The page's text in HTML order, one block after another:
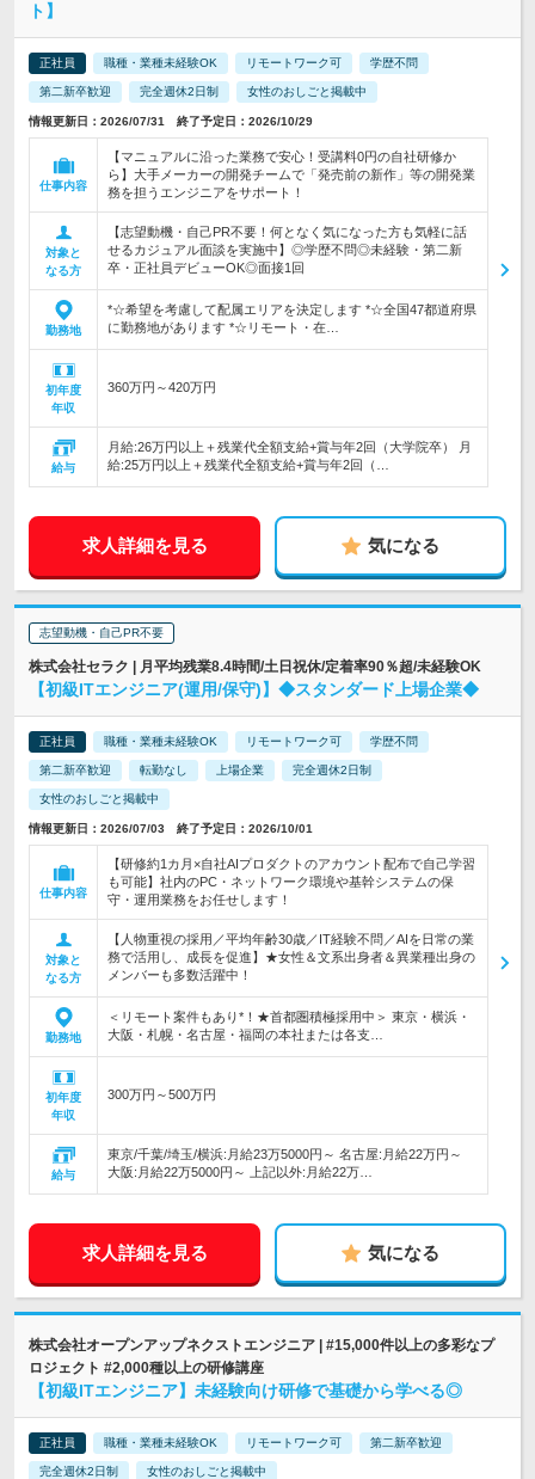
ト】
正社員 職種・業種未経験OK リモートワーク可 学歴不問
第二新卒歓迎 完全週休2日制 女性のおしごと掲載中
情報更新日：2026/07/31 終了予定日：2026/10/29
仕事内容
【マニュアルに沿った業務で安心！受講料0円の自社研修か
ら】大手メーカーの開発チームで「発売前の新作」等の開発業
務を担うエンジニアをサポート！
対象と
なる方
【志望動機・自己PR不要！何となく気になった方も気軽に話
せるカジュアル面談を実施中】◎学歴不問◎未経験・第二新
卒・正社員デビューOK◎面接1回
勤務地
*☆希望を考慮して配属エリアを決定します *☆全国47都道府県
に勤務地があります *☆リモート・在…
初年度
年収
360万円～420万円
給与
月給:26万円以上＋残業代全額支給+賞与年2回（大学院卒） 月
給:25万円以上＋残業代全額支給+賞与年2回（…
求人詳細を見る 気になる
志望動機・自己PR不要
株式会社セラク | 月平均残業8.4時間/土日祝休/定着率90％超/未経験OK
【初級ITエンジニア(運用/保守)】◆スタンダード上場企業◆
正社員 職種・業種未経験OK リモートワーク可 学歴不問
第二新卒歓迎 転勤なし 上場企業 完全週休2日制
女性のおしごと掲載中
情報更新日：2026/07/03 終了予定日：2026/10/01
仕事内容
【研修約1カ月×自社AIプロダクトのアカウント配布で自己学習
も可能】社内のPC・ネットワーク環境や基幹システムの保
守・運用業務をお任せします！
対象と
なる方
【人物重視の採用／平均年齢30歳／IT経験不問／AIを日常の業
務で活用し、成長を促進】★女性＆文系出身者＆異業種出身の
メンバーも多数活躍中！
勤務地
＜リモート案件もあり*！★首都圏積極採用中＞ 東京・横浜・
大阪・札幌・名古屋・福岡の本社または各支…
初年度
年収
300万円～500万円
給与
東京/千葉/埼玉/横浜:月給23万5000円～ 名古屋:月給22万円～
大阪:月給22万5000円～ 上記以外:月給22万…
求人詳細を見る 気になる
株式会社オープンアップネクストエンジニア | #15,000件以上の多彩なプ
ロジェクト #2,000種以上の研修講座
【初級ITエンジニア】未経験向け研修で基礎から学べる◎
正社員 職種・業種未経験OK リモートワーク可 第二新卒歓迎
完全週休2日制 女性のおしごと掲載中